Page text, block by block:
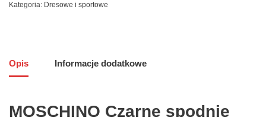
Kategoria: Dresowe i sportowe
Opis Informacje dodatkowe
MOSCHINO Czarne spodnie